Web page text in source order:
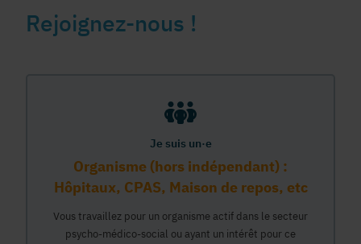
Rejoignez-nous !
Je suis un·e
Organisme (hors indépendant) :
Hôpitaux, CPAS, Maison de repos, etc
Vous travaillez pour un organisme actif dans le secteur
psycho-médico-social ou ayant un intérêt pour ce